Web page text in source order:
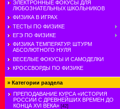
ЭЛЕКТРОННЫЕ ФОКУСЫ ДЛЯ
ЛЮБОЗНАТЕЛЬНЫХ ШКОЛЬНИКОВ
ФИЗИКА В ИГРАХ
ТЕСТЫ ПО ФИЗИКЕ
ЕГЭ ПО ФИЗИКЕ
ФИЗИКА ТЕМПЕРАТУР. ШТУРМ
АБСОЛЮТНОГО НУЛЯ
ВЕСЕЛЫЕ ФОКУСЫ И САМОДЕЛКИ
КРОССВОРДЫ ПО ФИЗИКЕ
» Категории раздела
ПРЕПОДАВАНИЕ КУРСА «ИСТОРИЯ
РОССИИ С ДРЕВНЕЙШИХ ВРЕМЕН ДО
КОНЦА XVI ВЕКА» [42]